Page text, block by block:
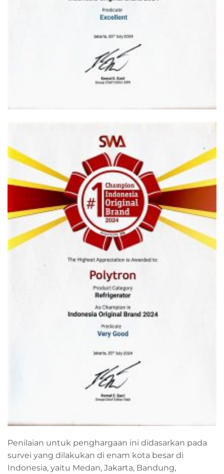
Penilaian untuk penghargaan ini didasarkan pada
survei yang dilakukan di enam kota besar di
Indonesia, yaitu Medan, Jakarta, Bandung,